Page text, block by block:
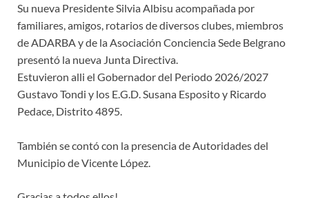
Su nueva Presidente Silvia Albisu acompañada por
familiares, amigos, rotarios de diversos clubes, miembros
de ADARBA y de la Asociación Conciencia Sede Belgrano
presentó la nueva Junta Directiva.
Estuvieron alli el Gobernador del Periodo 2026/2027
Gustavo Tondi y los E.G.D. Susana Esposito y Ricardo
Pedace, Distrito 4895.
También se contó con la presencia de Autoridades del
Municipio de Vicente López.